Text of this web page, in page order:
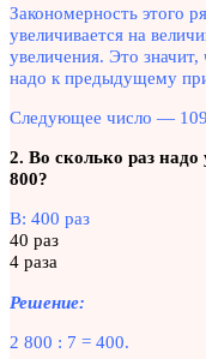
Закономерность этого
увеличивается на
увеличения. Это
надо к предыдущему
Следующее число —
2. Во сколько раз
800?
В: 400 раз
40 раз
4 раза
Решение:
2 800 : 7 = 400.